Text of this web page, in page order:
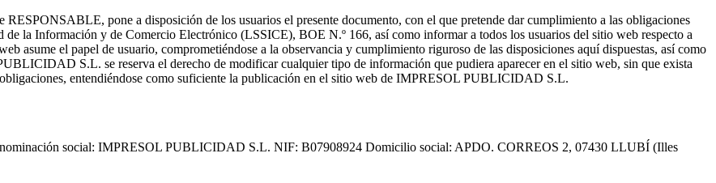
pone a disposición de los usuarios el presente documento, con el que pretende dar cumplimiento a las obligaciones
la Información y de Comercio Electrónico (LSSICE), BOE N.º 166, así como informar a todos los usuarios del sitio web respecto a
asume el papel de usuario, comprometiéndose a la observancia y cumplimiento riguroso de las disposiciones aquí dispuestas, así como
S.L. se reserva el derecho de modificar cualquier tipo de información que pudiera aparecer en el sitio web, sin que exista
entendiéndose como suficiente la publicación en el sitio web de IMPRESOL PUBLICIDAD S.L.
social: IMPRESOL PUBLICIDAD S.L. NIF: B07908924 Domicilio social: APDO. CORREOS 2, 07430 LLUBÍ (Illes